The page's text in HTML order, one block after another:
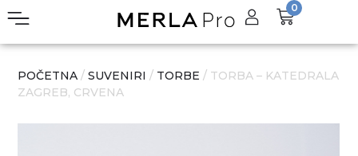
0
POČETNA /SUVENIRI / TORBE / TORBA – KATEDRALA
ZAGREB, CRVENA